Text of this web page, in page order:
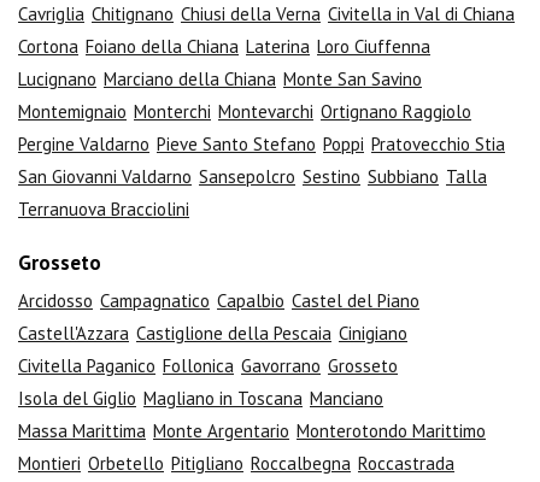
Cavriglia Chitignano Chiusi della Verna Civitella in Val di Chiana
Cortona Foiano della Chiana Laterina Loro Ciuffenna
Lucignano Marciano della Chiana Monte San Savino
Montemignaio Monterchi Montevarchi Ortignano Raggiolo
Pergine Valdarno Pieve Santo Stefano Poppi Pratovecchio Stia
San Giovanni Valdarno Sansepolcro Sestino Subbiano Talla
Terranuova Bracciolini
Grosseto
Arcidosso Campagnatico Capalbio Castel del Piano
Castell'Azzara Castiglione della Pescaia Cinigiano
Civitella Paganico Follonica Gavorrano Grosseto
Isola del Giglio Magliano in Toscana Manciano
Massa Marittima Monte Argentario Monterotondo Marittimo
Montieri Orbetello Pitigliano Roccalbegna Roccastrada